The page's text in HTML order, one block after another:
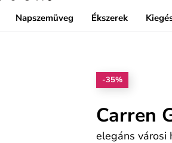
Napszemüveg Ékszerek
-35%
Carren
elegáns városi